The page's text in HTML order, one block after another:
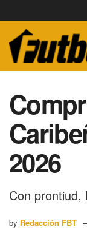
2026
Con prontiud,
by Redacción FBT